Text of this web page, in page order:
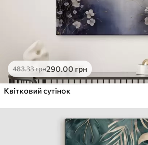
483.33грн290.00 грн
Квітковий сутінок